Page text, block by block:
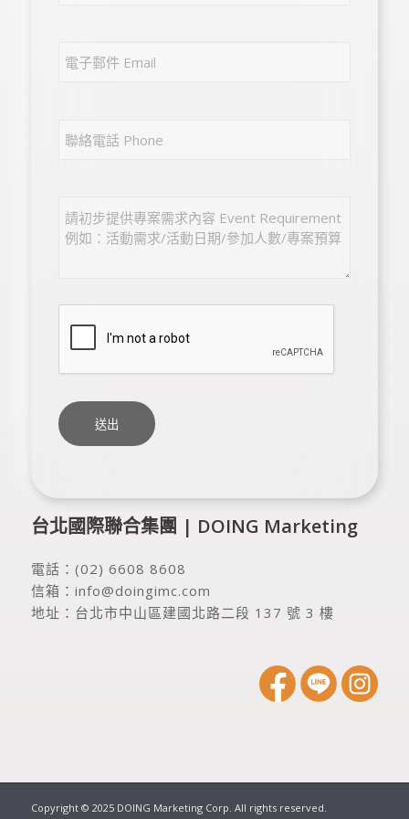
台北國際聯合集團 | DOING Marketing
電話： (02) 6608 8608
信箱： info@doingimc.com
地址： 台北市中山區建國北路二段 137 號 3 樓
Copyright © 2025 DOING Marketing Corp. All rights reserved.